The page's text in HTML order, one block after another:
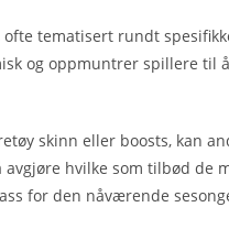
tematisert rundt
og oppmuntrer spillere til
skinn eller boosts, kan
hvilke som tilbød de
for den nåværende